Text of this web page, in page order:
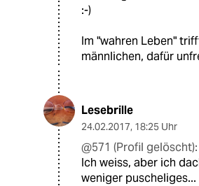
:-)
Im "wahren Leben"
männlichen, dafür
Lesebrille
24.02.2017, 18:25 Uhr
@571 (Profil gelöscht):
Ich weiss, aber ich
weniger puscheliges...